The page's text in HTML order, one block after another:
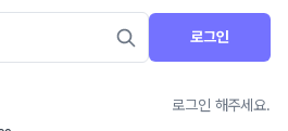
로그인
로그인 해주세요.